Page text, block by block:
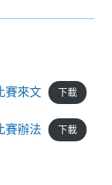
賽來文 下載
賽辦法 下載